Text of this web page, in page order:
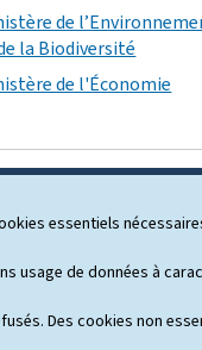
essentiels
usage de données à
Des cookies non
de
la Biodiversité
de l'Économie